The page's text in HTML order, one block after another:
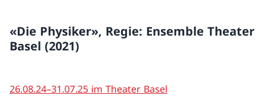
«Die Physiker», Regie: Ensemble Theater
Basel (2021)
26.08.24–31.07.25 im Theater Basel